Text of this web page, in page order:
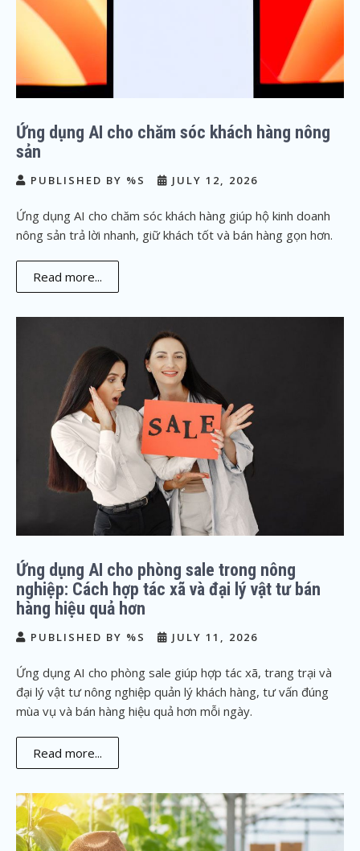
Ứng dụng AI cho chăm sóc khách hàng nông
sản
PUBLISHED BY %S JULY 12, 2026
Ứng dụng AI cho chăm sóc khách hàng giúp hộ kinh doanh
nông sản trả lời nhanh, giữ khách tốt và bán hàng gọn hơn.
Read more...
Ứng dụng AI cho phòng sale trong nông
nghiệp: Cách hợp tác xã và đại lý vật tư bán
hàng hiệu quả hơn
PUBLISHED BY %S JULY 11, 2026
Ứng dụng AI cho phòng sale giúp hợp tác xã, trang trại và
đại lý vật tư nông nghiệp quản lý khách hàng, tư vấn đúng
mùa vụ và bán hàng hiệu quả hơn mỗi ngày.
Read more...